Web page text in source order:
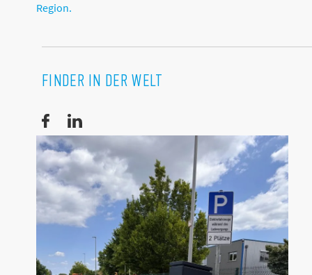
Region.
FINDER IN DER WELT